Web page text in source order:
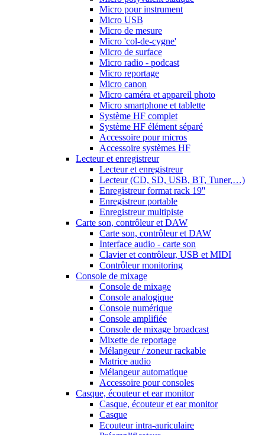
Micro pour instrument
Micro USB
Micro de mesure
Micro 'col-de-cygne'
Micro de surface
Micro radio - podcast
Micro reportage
Micro canon
Micro caméra et appareil photo
Micro smartphone et tablette
Système HF complet
Système HF élément séparé
Accessoire pour micros
Accessoire systèmes HF
Lecteur et enregistreur
Lecteur et enregistreur
Lecteur (CD, SD, USB, BT, Tuner,…)
Enregistreur format rack 19''
Enregistreur portable
Enregistreur multipiste
Carte son, contrôleur et DAW
Carte son, contrôleur et DAW
Interface audio - carte son
Clavier et contrôleur, USB et MIDI
Contrôleur monitoring
Console de mixage
Console de mixage
Console analogique
Console numérique
Console amplifiée
Console de mixage broadcast
Mixette de reportage
Mélangeur / zoneur rackable
Matrice audio
Mélangeur automatique
Accessoire pour consoles
Casque, écouteur et ear monitor
Casque, écouteur et ear monitor
Casque
Ecouteur intra-auriculaire